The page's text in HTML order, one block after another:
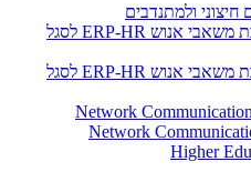
ולמתנדבים
בקשה לפתיחת קוד משתמש במערכת משאבי אנוש ERP-HR לסגל
בקשה לפתיחת קוד משתמש במערכת משאבי אנוש ERP-HR לסגל